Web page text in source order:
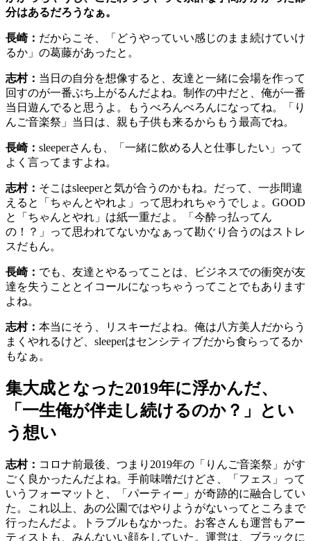
分はあるだろうなぁ。
長崎： だからこそ、「どうやっていい感じのまま続けていけ
るか」の葛藤があったと。
志村： 当日の自分を想像すると、友達と一緒に会場を作って
回すのが一番ぶち上がるんだよね。制作の中だと、俺が一番
当日遊んでると思うよ。もうべろんべろんになってね。「り
んご音楽祭」当日は、親も子供も来るからもう最高でね。
長崎： sleeperさんも、「一緒に飲める人と仕事したい」って
よく言ってますよね。
志村： そこはsleeperと気が合うのかもね。だって、一歩間違
えると「ちゃんとやれよ」って思われちゃうでしょ。GOOD
と「ちゃんとやれ」は紙一重だよ。「今酔っ払ってん
の！？」って思われてないかなぁって勘ぐり合うのはストレ
スだもん。
長崎： でも、友達とやるってことは、ビジネスでの衝突が友
達を失うこととイコールになっちゃうってことでもあります
よね。
志村： 本当にそう、リスキーだよね。俺は八方美人だからう
まくやれるけど、sleeperはセンシティブだから食らってるか
もなぁ。
集大成となった2019年に浮かんだ、
「一生俺が伴走し続けるのか？」とい
う想い
志村： コロナ前最後、つまり2019年の「りんご音楽祭」がす
ごく良かったんだよね。手前味噌だけどさ、「フェス」って
いうフォーマットと、「パーティー」が奇跡的に融合してい
た。これ以上、あの公園ではやりようがないってところまで
行ったんだよ。トラブルもなかった。お客さんも運営もアー
ティストも、みんないい顔をしていた。運営は、ブラックに